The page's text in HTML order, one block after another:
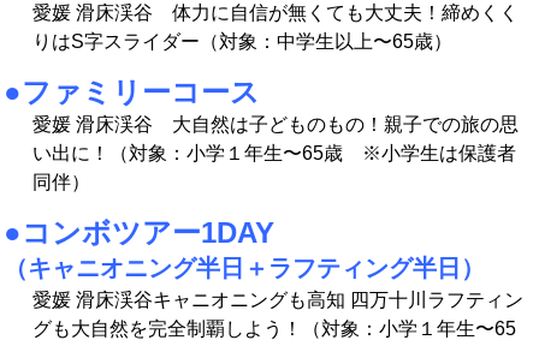
愛媛 滑床渓谷 体力に自信が無くても大丈夫！締めくく
りはS字スライダー（対象：中学生以上〜65歳）
●ファミリーコース
愛媛 滑床渓谷 大自然は子どものもの！親子での旅の思
い出に！（対象：小学１年生〜65歳 ※小学生は保護者
同伴）
●コンボツアー1DAY
（キャニオニング半日＋ラフティング半日）
愛媛 滑床渓谷キャニオニングも高知 四万十川ラフティン
グも大自然を完全制覇しよう！（対象：小学１年生〜65